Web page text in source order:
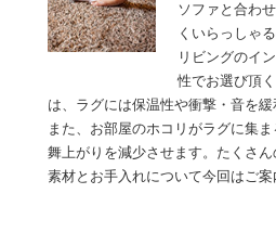
ソファと合わ
くいらっしゃ
リビングのイ
性でお選び頂
は、ラグには保温性や衝撃・音を緩
また、お部屋のホコリがラグに集
舞上がりを減少させます。たくさ
素材とお手入れについて今回はご